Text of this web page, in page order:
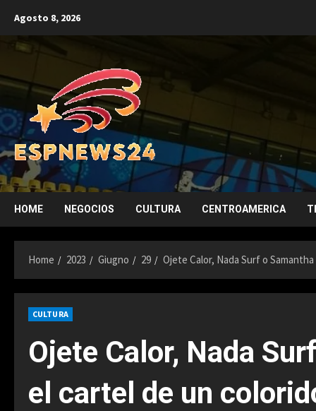
content
Agosto 8, 2026
HOME NEGOCIOS CULTURA CENTROAMERICA
Home 2023 Giugno 29 Ojete Calor, Nada Surf o
CULTURA
Ojete Calor, Nada
el cartel de un